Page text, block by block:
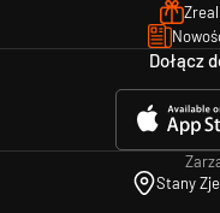
Dołącz
Stany